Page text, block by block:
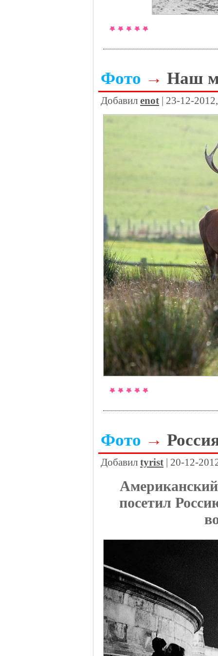
Фото → Наш
Добавил enot | 23-12-
Фото →
Добавил tyrist | 20-12-
посетил